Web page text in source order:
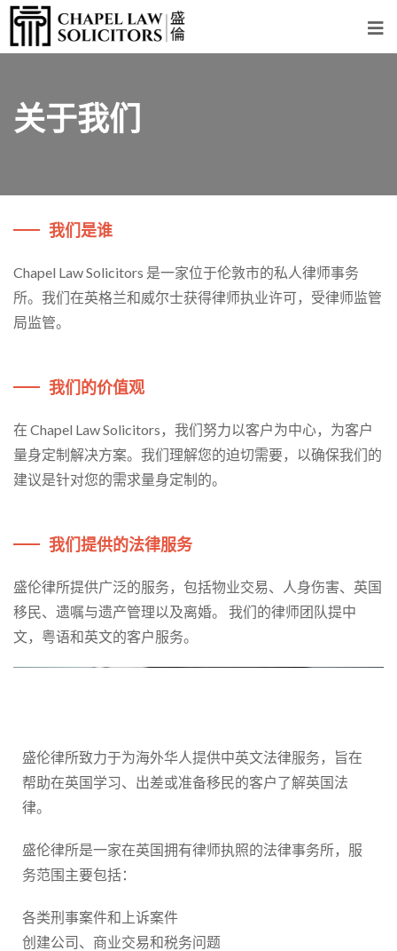
关于我们
我们是谁
Chapel Law Solicitors 是一家位于伦敦市的私人律师事务
所。我们在英格兰和威尔士获得律师执业许可，受律师监管
局监管。
我们的价值观
在 Chapel Law Solicitors，我们努力以客户为中心，为客户
量身定制解决方案。我们理解您的迫切需要，以确保我们的
建议是针对您的需求量身定制的。
我们提供的法律服务
盛伦律所提供广泛的服务，包括物业交易、人身伤害、英国
移民、遗嘱与遗产管理以及离婚。 我们的律师团队提中
文，粤语和英文的客户服务。
盛伦律所致力于为海外华人提供中英文法律服务，旨在
帮助在英国学习、出差或准备移民的客户了解英国法
律。
盛伦律所是一家在英国拥有律师执照的法律事务所，服
务范围主要包括：
各类刑事案件和上诉案件
创建公司、商业交易和税务问题